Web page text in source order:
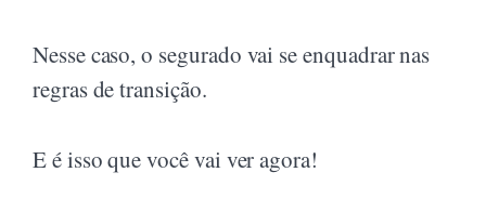
Nesse caso, o segurado vai se enquadrar nas
regras de transição.
E é isso que você vai ver agora!